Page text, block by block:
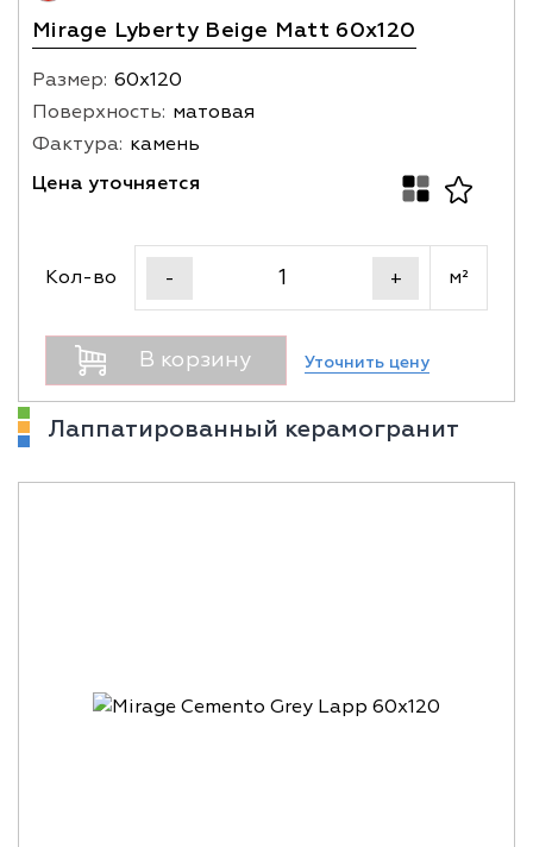
Mirage Lyberty Beige Matt 60x120
Размер: 60х120
Поверхность: матовая
Фактура: камень
Цена уточняется
Кол-во - + м²
В корзину Уточнить цену
Лаппатированный керамогранит